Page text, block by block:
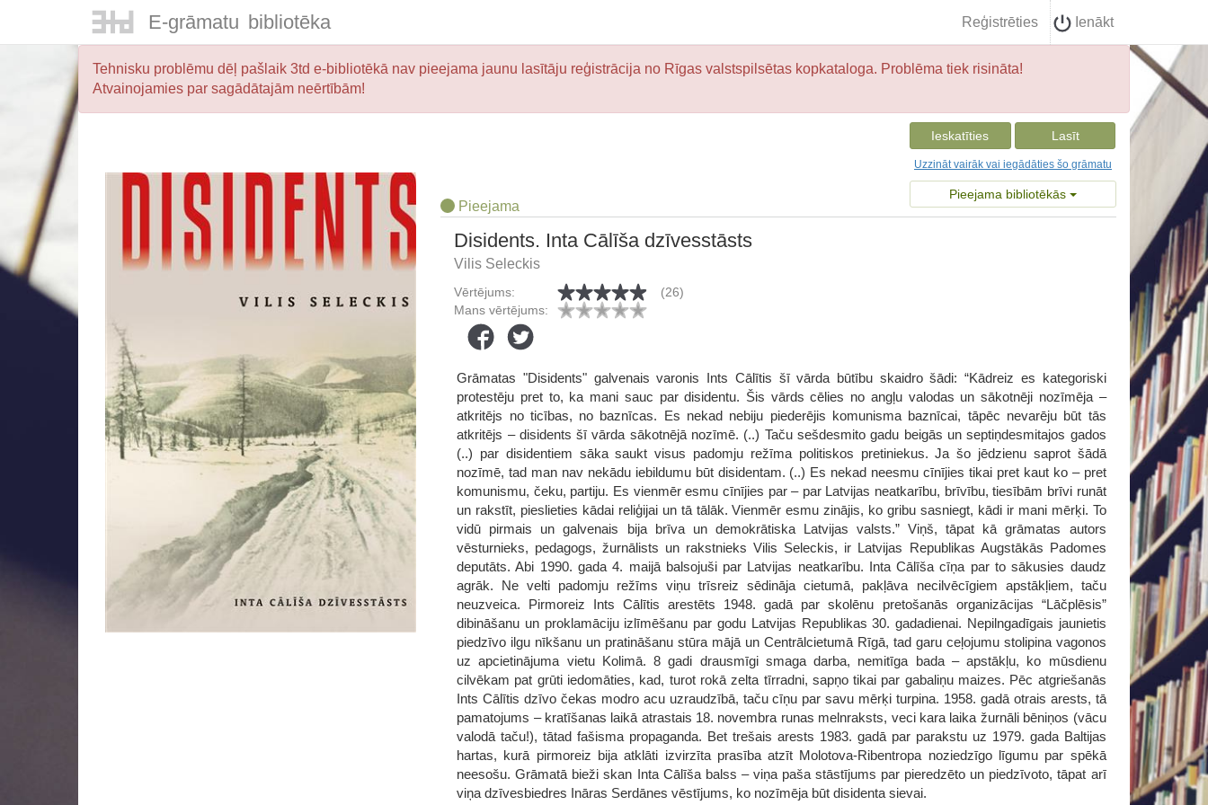
E-grāmatu bibliotēka Reģistrēties Ienākt
Tehnisku problēmu dēļ pašlaik 3td e-bibliotēkā nav pieejama jaunu lasītāju reģistrācija no Rīgas valstspilsētas kopkataloga. Problēma tiek risināta!
Atvainojamies par sagādātajām neērtībām!
Ieskatīties Lasīt
Uzzināt vairāk vai iegādāties šo grāmatu
Pieejama bibliotēkās
Pieejama
Disidents. Inta Cālīša dzīvesstāsts
Vilis Seleckis
Vērtējums:
(26)
Mans vērtējums:
Grāmatas "Disidents" galvenais varonis Ints Cālītis šī vārda būtību skaidro šādi: “Kādreiz es kategoriski
protestēju pret to, ka mani sauc par disidentu. Šis vārds cēlies no angļu valodas un sākotnēji nozīmēja –
atkritējs no ticības, no baznīcas. Es nekad nebiju piederējis komunisma baznīcai, tāpēc nevarēju būt tās
atkritējs – disidents šī vārda sākotnējā nozīmē. (..) Taču sešdesmito gadu beigās un septiņdesmitajos gados
(..) par disidentiem sāka saukt visus padomju režīma politiskos pretiniekus. Ja šo jēdzienu saprot šādā
nozīmē, tad man nav nekādu iebildumu būt disidentam. (..) Es nekad neesmu cīnījies tikai pret kaut ko – pret
komunismu, čeku, partiju. Es vienmēr esmu cīnījies par – par Latvijas neatkarību, brīvību, tiesībām brīvi runāt
un rakstīt, pieslieties kādai reliģijai un tā tālāk. Vienmēr esmu zinājis, ko gribu sasniegt, kādi ir mani mērķi. To
vidū pirmais un galvenais bija brīva un demokrātiska Latvijas valsts.” Viņš, tāpat kā grāmatas autors
vēsturnieks, pedagogs, žurnālists un rakstnieks Vilis Seleckis, ir Latvijas Republikas Augstākās Padomes
deputāts. Abi 1990. gada 4. maijā balsojuši par Latvijas neatkarību. Inta Cālīša cīņa par to sākusies daudz
agrāk. Ne velti padomju režīms viņu trīsreiz sēdināja cietumā, pakļāva necilvēcīgiem apstākļiem, taču
neuzveica. Pirmoreiz Ints Cālītis arestēts 1948. gadā par skolēnu pretošanās organizācijas “Lāčplēsis”
dibināšanu un proklamāciju izlīmēšanu par godu Latvijas Republikas 30. gadadienai. Nepilngadīgais jaunietis
piedzīvo ilgu nīkšanu un pratināšanu stūra mājā un Centrālcietumā Rīgā, tad garu ceļojumu stolipina vagonos
uz apcietinājuma vietu Kolimā. 8 gadi drausmīgi smaga darba, nemitīga bada – apstākļu, ko mūsdienu
cilvēkam pat grūti iedomāties, kad, turot rokā zelta tīrradni, sapņo tikai par gabaliņu maizes. Pēc atgriešanās
Ints Cālītis dzīvo čekas modro acu uzraudzībā, taču cīņu par savu mērķi turpina. 1958. gadā otrais arests, tā
pamatojums – kratīšanas laikā atrastais 18. novembra runas melnraksts, veci kara laika žurnāli bēniņos (vācu
valodā taču!), tātad fašisma propaganda. Bet trešais arests 1983. gadā par parakstu uz 1979. gada Baltijas
hartas, kurā pirmoreiz bija atklāti izvirzīta prasība atzīt Molotova-Ribentropa noziedzīgo līgumu par spēkā
neesošu. Grāmatā bieži skan Inta Cālīša balss – viņa paša stāstījums par pieredzēto un piedzīvoto, tāpat arī
viņa dzīvesbiedres Ināras Serdānes vēstījums, ko nozīmēja būt disidenta sievai.